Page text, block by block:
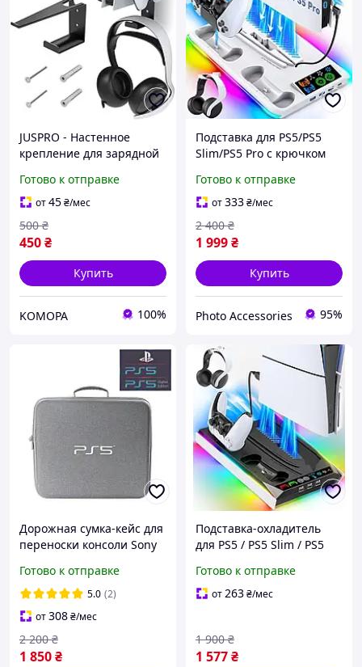
JUSPRO - Настенное
крепление для зарядной
металлический
кронштейн с держателем
для наушников
Готово к отправке
от45₴/мес
450₴
500 ₴
Купить
KOMOPA 100%
Подставка для PS5/PS5
Slim/PS5 Pro с крючком
Готово к отправке
от333₴/мес
1 999₴
2 400 ₴
Купить
Photo Accessories 95%
Дорожная сумка-кейс для
переноски консоли Sony
Digital Edition / два
геймпада DualSense
Готово к отправке
5.0 (2)
от308₴/мес
1 850₴
2 200 ₴
Подставка-охладитель
для PS5 / PS5 Slim / PS5
для 2 контроллеров и 3
USB-портами УЦЕНКА!
Готово к отправке
от263₴/мес
1 577₴
1 900 ₴